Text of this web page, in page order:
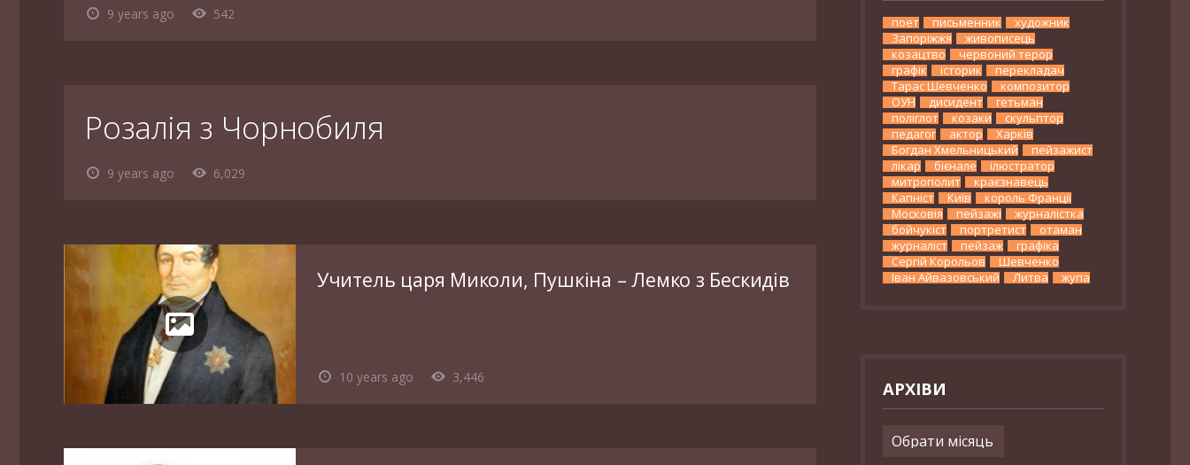
9 years ago 542
9 years ago 6,029
Розалія з Чорнобиля
10 years ago 3,446
Учитель царя Миколи, Пушкіна – Лемко з Бескидів
поет письменник
художник
Запоріжжя
живописець
козацтво
червоний терор
графік
історик
перекладач
Тарас Шевченко
композитор
ОУН
дисидент
гетьман
поліглот
козаки
скульптор
педагог
актор
Харків
Богдан Хмельницький
пейзажист
лікар
бієнале
ілюстратор
митрополит
краєзнавець
Капніст
Київ
король Франції
Московія
пейзажі
журналістка
бойчукіст
портретист
отаман
журналіст
пейзаж
графіка
Сергій Корольов
Шевченко
Іван Айвазовський
Литва жупа
АРХІВИ
Архіви